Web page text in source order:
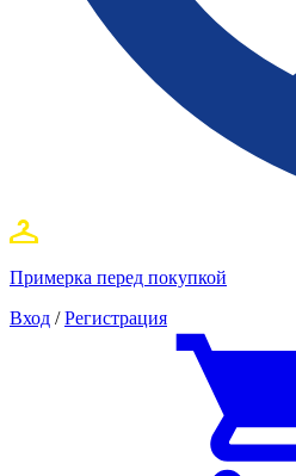
Примерка перед покупкой
Вход / Регистрация